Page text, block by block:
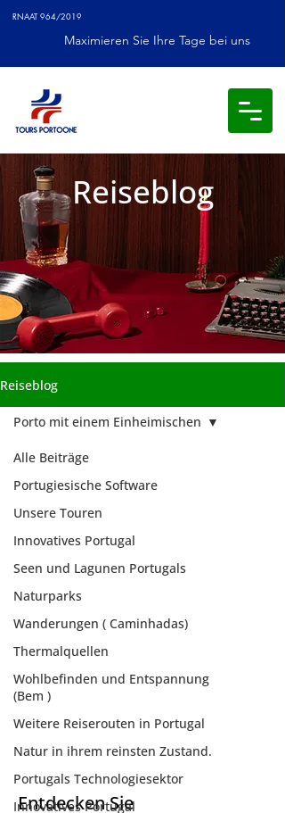
RNAAT 964/2019
Maximieren Sie Ihre Tage bei uns
Reiseblog
Reiseblog
Alle Beiträge
Portugiesische Software
Unsere Touren
Innovatives Portugal
Seen und Lagunen Portugals
Naturparks
Wanderungen ( Caminhadas)
Thermalquellen
Wohlbefinden und Entspannung
(Bem )
Weitere Reiserouten in Portugal
Natur in ihrem reinsten Zustand.
Portugals Technologiesektor
Innovatives Portugal
Porto mit einem Einheimischen
Porto mit einem
Einheimischen
Entdecken Sie